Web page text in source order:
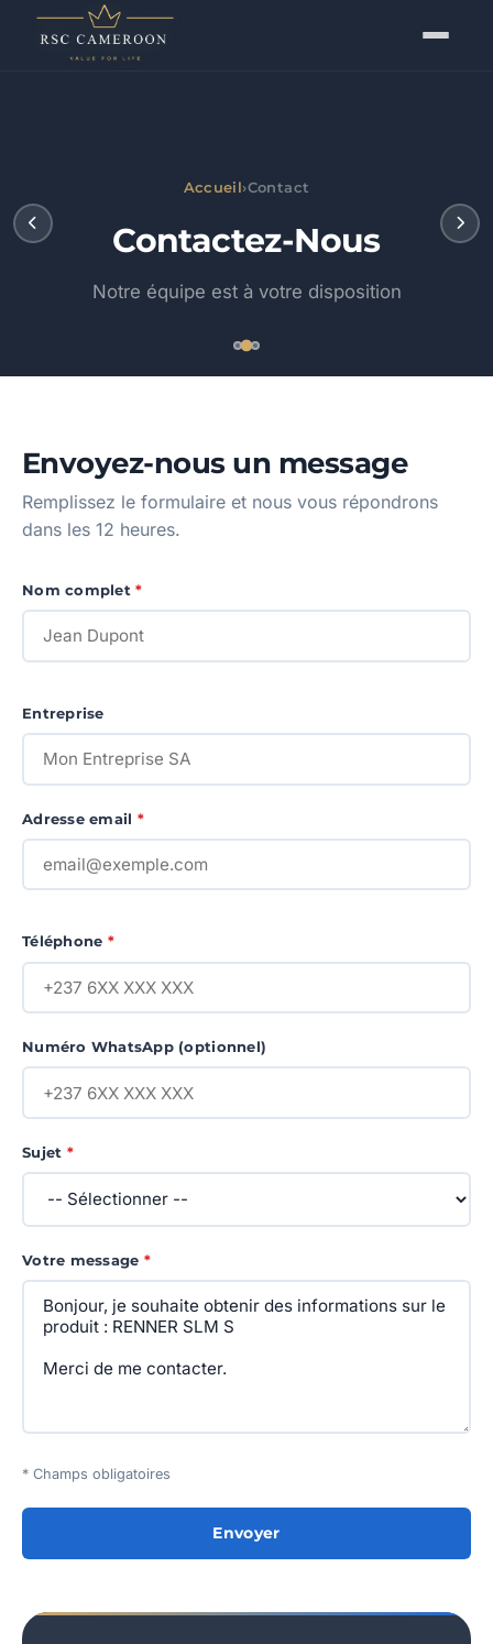
Accueil›Contact
Contactez-Nous
Notre équipe est à votre disposition
Envoyez-nous un message
Remplissez le formulaire et nous vous répondrons
dans les 12 heures.
Nom complet *
Entreprise
Adresse email *
Téléphone *
Numéro WhatsApp (optionnel)
Sujet *
Votre message *
* Champs obligatoires
Envoyer